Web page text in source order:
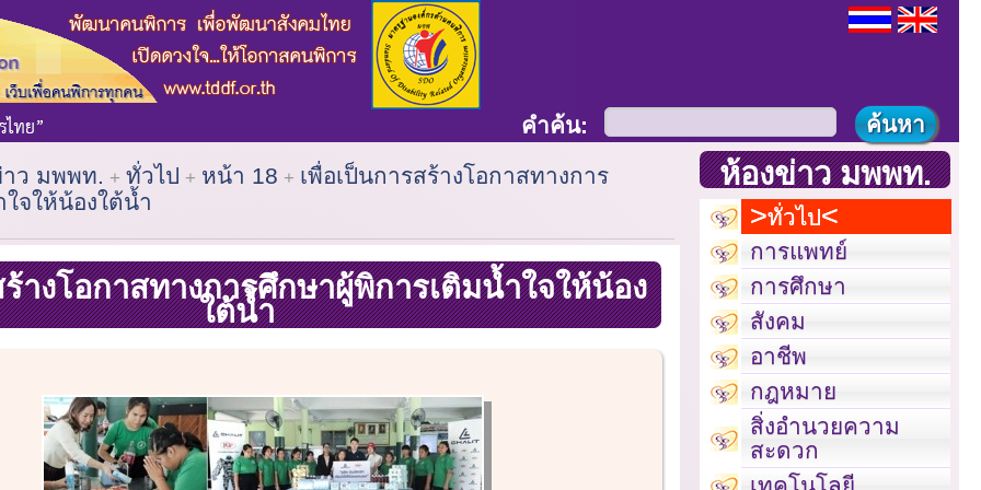
คำค้น:
ว มพพท.
ทั่วไป หน้า 18
เพื่อเป็นการสร้างโอกาสทางการ
จให้น้องใต้น้ำ
างโอกาสทางการศึกษาผู้พิการเติมน้ำใจให้น้อง
ใต้น้ำ
ห้องข่าว มพพท.
ทั่วไป
การแพทย์
การศึกษา
สังคม
อาชีพ
กฎหมาย
สิ่งอำนวยความ
สะดวก